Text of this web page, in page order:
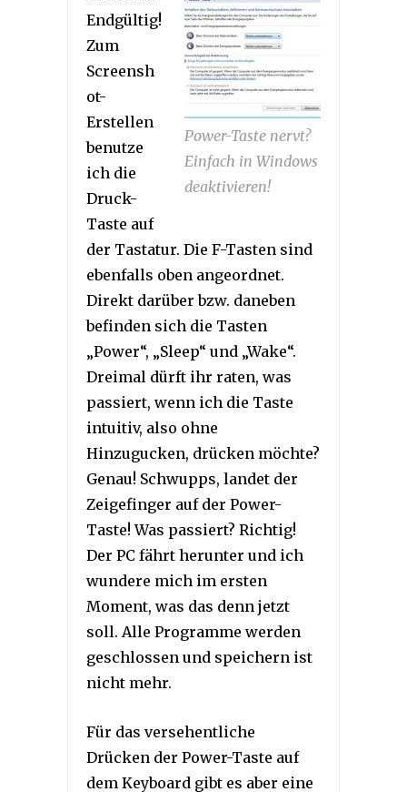
Power-Taste nervt?
Einfach in Windows
deaktivieren!
Endgültig!
Zum
Screensh
ot-
Erstellen
benutze
ich die
Druck-
Taste auf
der Tastatur. Die F-Tasten sind
ebenfalls oben angeordnet.
Direkt darüber bzw. daneben
befinden sich die Tasten
„Power“, „Sleep“ und „Wake“.
Dreimal dürft ihr raten, was
passiert, wenn ich die Taste
intuitiv, also ohne
Hinzugucken, drücken möchte?
Genau! Schwupps, landet der
Zeigefinger auf der Power-
Taste! Was passiert? Richtig!
Der PC fährt herunter und ich
wundere mich im ersten
Moment, was das denn jetzt
soll. Alle Programme werden
geschlossen und speichern ist
nicht mehr.
Für das versehentliche
Drücken der Power-Taste auf
dem Keyboard gibt es aber eine